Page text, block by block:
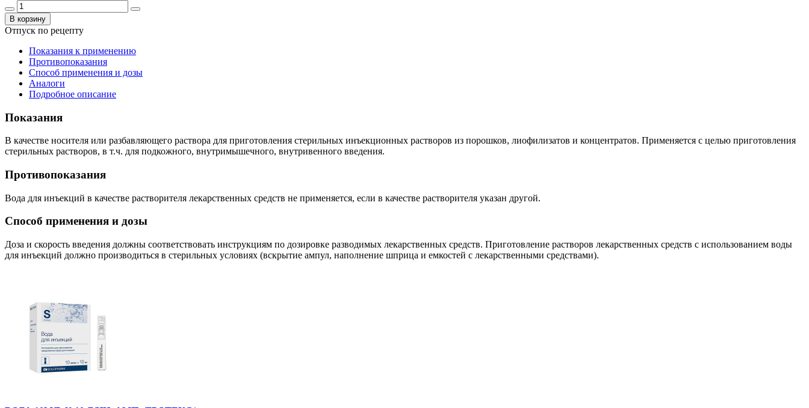
В корзину
Отпуск по рецепту
Показания к применению
Противопоказания
Способ применения и дозы
Аналоги
Подробное описание
Показания
В качестве носителя или разбавляющего раствора для приготовления стерильных инъекционных растворов из порошков, лиофилизатов и концентратов. Применяется с целью приготовления
стерильных растворов, в т.ч. для подкожного, внутримышечного, внутривенного введения.
Противопоказания
Вода для инъекций в качестве растворителя лекарственных средств не применяется, если в качестве растворителя указан другой.
Способ применения и дозы
Доза и скорость введения должны соответствовать инструкциям по дозировке разводимых лекарственных средств. Приготовление растворов лекарственных средств с использованием воды
для инъекций должно производиться в стерильных условиях (вскрытие ампул, наполнение шприца и емкостей с лекарственными средствами).